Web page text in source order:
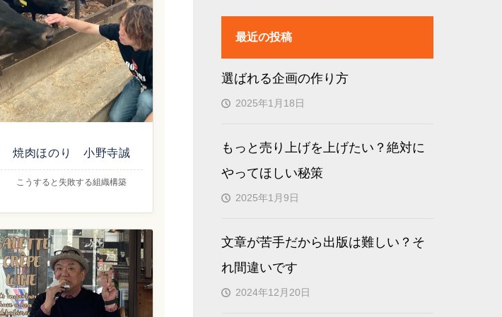
焼肉ほのり 小野寺誠
こうすると失敗する組織構築
最近の投稿
選ばれる企画の作り方
2025年1月18日
もっと売り上げを上げたい？絶対に
やってほしい秘策
2025年1月9日
文章が苦手だから出版は難しい？そ
れ間違いです
2024年12月20日